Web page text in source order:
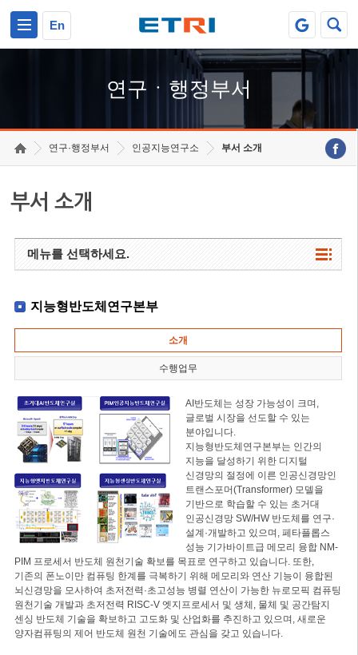
En
연구ㆍ행정부서
연구·행정부서 인공지능연구소 부서 소개
부서 소개
메뉴를 선택하세요.
지능형반도체연구본부
소개
수행업무
AI반도체는 성장 가능성이 크며,
글로벌 시장을 선도할 수 있는
분야입니다.
지능형반도체연구본부는 인간의
지능을 달성하기 위한 디지털
신경망의 절정에 이른 인공신경망인
트랜스포머(Transformer) 모델을
기반으로 학습할 수 있는 초거대
인공신경망 SW/HW 반도체를 연구·
설계·개발하고 있으며, 페타플롭스
성능 기가바이트급 메모리 융합 NM-
PIM 프로세서 반도체 원천기술 확보를 목표로 연구하고 있습니다. 또한,
기존의 폰노이만 컴퓨팅 한계를 극복하기 위해 메모리와 연산 기능이 융합된
뇌신경망을 모사하여 초저전력·초고성능 병렬 연산이 가능한 뉴로모픽 컴퓨팅
원천기술 개발과 초저전력 RISC-V 엣지프로세서 및 생체, 물체 및 공간탐지
센싱 반도체 기술을 확보하고 고도화 및 산업화를 추진하고 있으며, 새로운
양자컴퓨팅의 제어 반도체 원천 기술에도 관심을 갖고 있습니다.